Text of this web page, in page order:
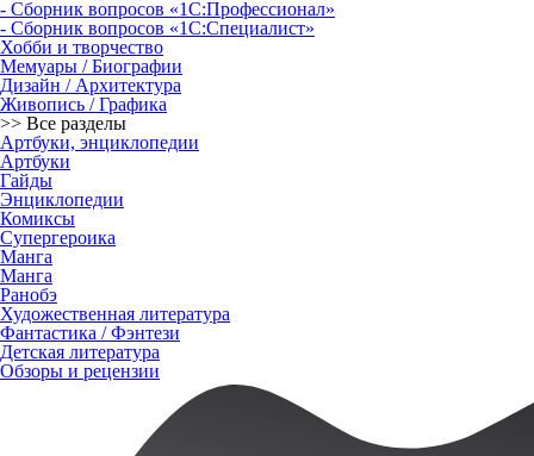
- Сборник вопросов «1С:Профессионал»
- Сборник вопросов «1С:Специалист»
Хобби и творчество
Мемуары / Биографии
Дизайн / Архитектура
Живопись / Графика
>> Все разделы
Артбуки, энциклопедии
Артбуки
Гайды
Энциклопедии
Комиксы
Супергероика
Манга
Манга
Ранобэ
Художественная литература
Фантастика / Фэнтези
Детская литература
Обзоры и рецензии